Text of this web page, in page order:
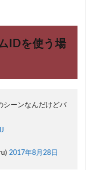
IDを使う場
シーンなんだけどバ
2017年8月28日